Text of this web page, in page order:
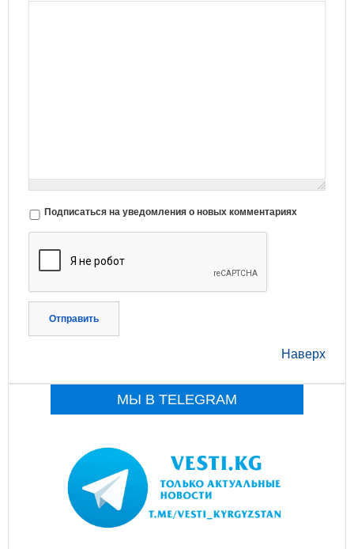
Подписаться на уведомления о новых комментариях
Отправить
Наверх
МЫ В TELEGRAM